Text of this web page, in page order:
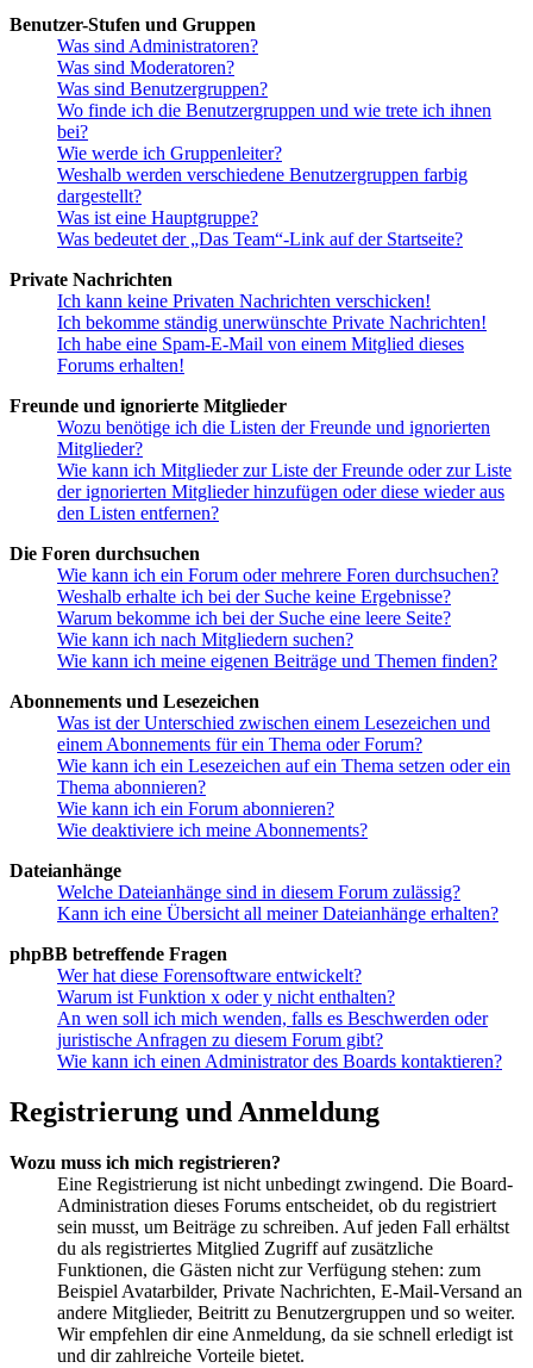
Benutzer-Stufen und Gruppen
Was sind Administratoren?
Was sind Moderatoren?
Was sind Benutzergruppen?
Wo finde ich die Benutzergruppen und wie trete ich ihnen
bei?
Wie werde ich Gruppenleiter?
Weshalb werden verschiedene Benutzergruppen farbig
dargestellt?
Was ist eine Hauptgruppe?
Was bedeutet der „Das Team“-Link auf der Startseite?
Private Nachrichten
Ich kann keine Privaten Nachrichten verschicken!
Ich bekomme ständig unerwünschte Private Nachrichten!
Ich habe eine Spam-E-Mail von einem Mitglied dieses
Forums erhalten!
Freunde und ignorierte Mitglieder
Wozu benötige ich die Listen der Freunde und ignorierten
Mitglieder?
Wie kann ich Mitglieder zur Liste der Freunde oder zur Liste
der ignorierten Mitglieder hinzufügen oder diese wieder aus
den Listen entfernen?
Die Foren durchsuchen
Wie kann ich ein Forum oder mehrere Foren durchsuchen?
Weshalb erhalte ich bei der Suche keine Ergebnisse?
Warum bekomme ich bei der Suche eine leere Seite?
Wie kann ich nach Mitgliedern suchen?
Wie kann ich meine eigenen Beiträge und Themen finden?
Abonnements und Lesezeichen
Was ist der Unterschied zwischen einem Lesezeichen und
einem Abonnements für ein Thema oder Forum?
Wie kann ich ein Lesezeichen auf ein Thema setzen oder ein
Thema abonnieren?
Wie kann ich ein Forum abonnieren?
Wie deaktiviere ich meine Abonnements?
Dateianhänge
Welche Dateianhänge sind in diesem Forum zulässig?
Kann ich eine Übersicht all meiner Dateianhänge erhalten?
phpBB betreffende Fragen
Wer hat diese Forensoftware entwickelt?
Warum ist Funktion x oder y nicht enthalten?
An wen soll ich mich wenden, falls es Beschwerden oder
juristische Anfragen zu diesem Forum gibt?
Wie kann ich einen Administrator des Boards kontaktieren?
Registrierung und Anmeldung
Wozu muss ich mich registrieren?
Eine Registrierung ist nicht unbedingt zwingend. Die Board-
Administration dieses Forums entscheidet, ob du registriert
sein musst, um Beiträge zu schreiben. Auf jeden Fall erhältst
du als registriertes Mitglied Zugriff auf zusätzliche
Funktionen, die Gästen nicht zur Verfügung stehen: zum
Beispiel Avatarbilder, Private Nachrichten, E-Mail-Versand an
andere Mitglieder, Beitritt zu Benutzergruppen und so weiter.
Wir empfehlen dir eine Anmeldung, da sie schnell erledigt ist
und dir zahlreiche Vorteile bietet.